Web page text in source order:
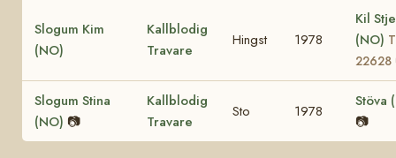
Slogum Kim
(NO)
Kallblodig
Travare
Hingst 1978
Kil
(NO)
22628
Slogum Stina
(NO) 📷
Kallblodig
Travare
Sto 1978
Stöva
📷